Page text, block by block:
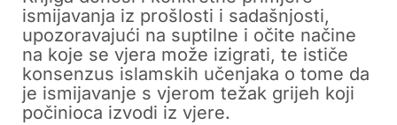
ismijavanja iz prošlosti i sadašnjosti,
upozoravajući na suptilne i očite načine
na koje se vjera može izigrati, te ističe
konsenzus islamskih učenjaka o tome da
je ismijavanje s vjerom težak grijeh koji
počinioca izvodi iz vjere.